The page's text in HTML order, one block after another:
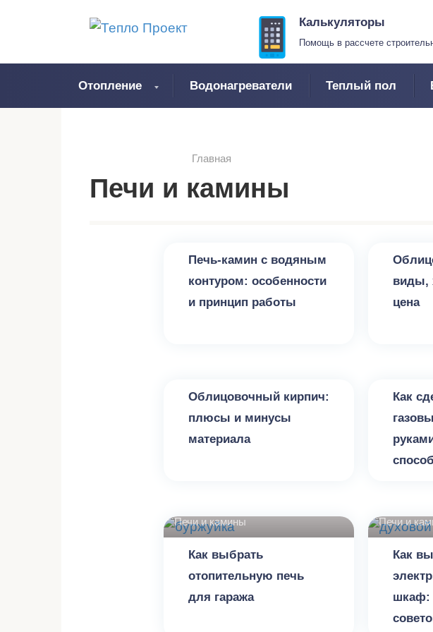
Калькуляторы
Помощь в рассчете
Отопление Водонагреватели Теплый пол
Главная
Печи и камины
Печь-камин с водяным
контуром: особенности
и принцип работы
виды,
цена
Облицовочный кирпич:
плюсы и минусы
материала
Как
Печи и камины
Как выбрать
отопительную печь
для гаража
Печи и
Как
шкаф: